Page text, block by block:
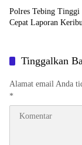
Polres Tebing Tinggi
Cepat Laporan
Tinggalkan
Alamat email Anda
*